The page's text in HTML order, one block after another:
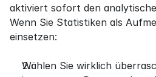
aktiviert sofort den
Wenn Sie Statistiken als
einsetzen:
Wählen Sie wirklich